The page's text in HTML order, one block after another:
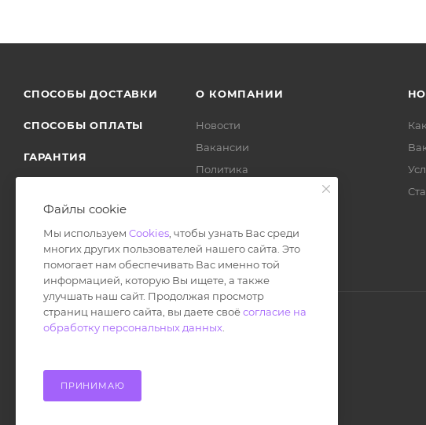
СПОСОБЫ ДОСТАВКИ
СПОСОБЫ ОПЛАТЫ
ГАРАНТИЯ
О КОМПАНИИ
Новости
Вакансии
Политика
Файлы cookie
Мы используем Cookies , чтобы узнать Вас среди
многих других пользователей нашего сайта. Это
помогает нам обеспечивать Вас именно той
информацией, которую Вы ищете, а также
улучшать наш сайт. Продолжая просмотр
страниц нашего сайта, вы даете своёсогласие на
обработку персональных данных
ПРИНИМАЮ